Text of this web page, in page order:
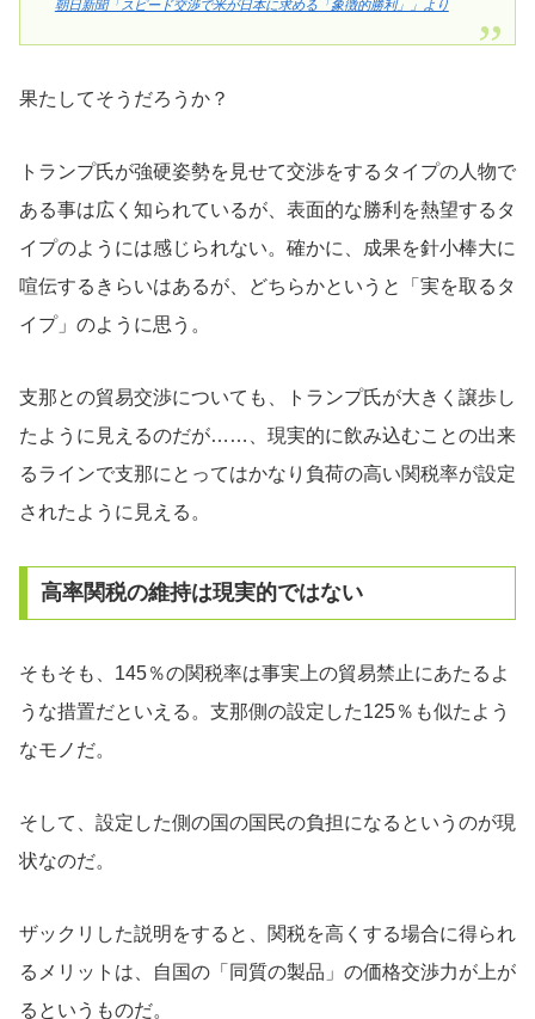
朝日新聞「スピード交渉で米が日本に求める「象徴的勝利」」より
果たしてそうだろうか？
トランプ氏が強硬姿勢を見せて交渉をするタイプの人物で
ある事は広く知られているが、表面的な勝利を熱望するタ
イプのようには感じられない。確かに、成果を針小棒大に
喧伝するきらいはあるが、どちらかというと「実を取るタ
イプ」のように思う。
支那との貿易交渉についても、トランプ氏が大きく譲歩し
たように見えるのだが……、現実的に飲み込むことの出来
るラインで支那にとってはかなり負荷の高い関税率が設定
されたように見える。
高率関税の維持は現実的ではない
そもそも、145％の関税率は事実上の貿易禁止にあたるよ
うな措置だといえる。支那側の設定した125％も似たよう
なモノだ。
そして、設定した側の国の国民の負担になるというのが現
状なのだ。
ザックリした説明をすると、関税を高くする場合に得られ
るメリットは、自国の「同質の製品」の価格交渉力が上が
るというものだ。